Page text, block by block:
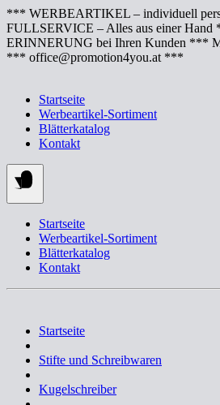
Springe
zum
Inhalt
*** WERBEARTIKEL – individuell
FULLSERVICE – Alles aus einer
ERINNERUNG bei Ihren Kunden ***
*** office@promotion4you.at ***
Startseite
Werbeartikel-Sortiment
Blätterkatalog
Kontakt
Startseite
Werbeartikel-Sortiment
Blätterkatalog
Kontakt
Startseite
Stifte und Schreibwaren
Kugelschreiber